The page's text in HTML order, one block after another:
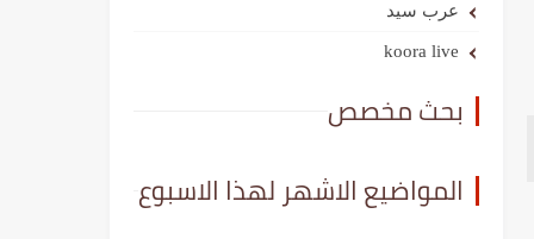
عرب سيد
koora live
بحث مخصص
المواضيع الاشهر لهذا الاسبوع